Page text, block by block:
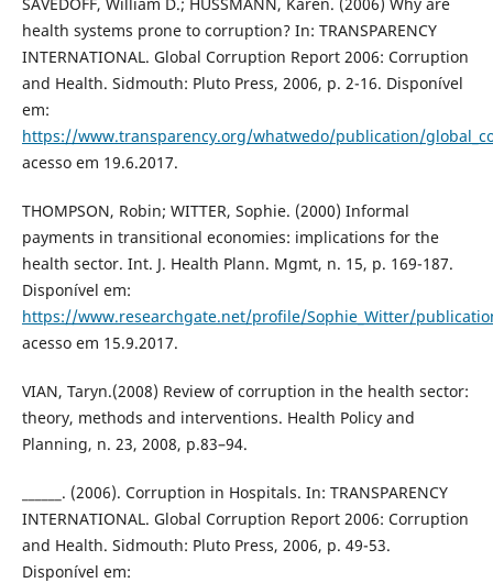
health systems prone to corruption? In: TRANSPARENCY
INTERNATIONAL. Global Corruption Report 2006: Corruption
and Health. Sidmouth: Pluto Press, 2006, p. 2-16. Disponível
em:
https://www.transparency.org/whatwedo/publication/
acesso em 19.6.2017.
THOMPSON, Robin; WITTER, Sophie. (2000) Informal
payments in transitional economies: implications for the
health sector. Int. J. Health Plann. Mgmt, n. 15, p. 169-187.
Disponível em:
https://www.researchgate.net/profile/Sophie_Witter/
acesso em 15.9.2017.
VIAN, Taryn.(2008) Review of corruption in the health sector:
theory, methods and interventions. Health Policy and
Planning, n. 23, 2008, p.83–94.
______. (2006). Corruption in Hospitals. In: TRANSPARENCY
INTERNATIONAL. Global Corruption Report 2006: Corruption
and Health. Sidmouth: Pluto Press, 2006, p. 49-53.
Disponível em: